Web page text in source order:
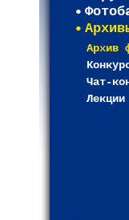
Архив
Чат-
Лекции